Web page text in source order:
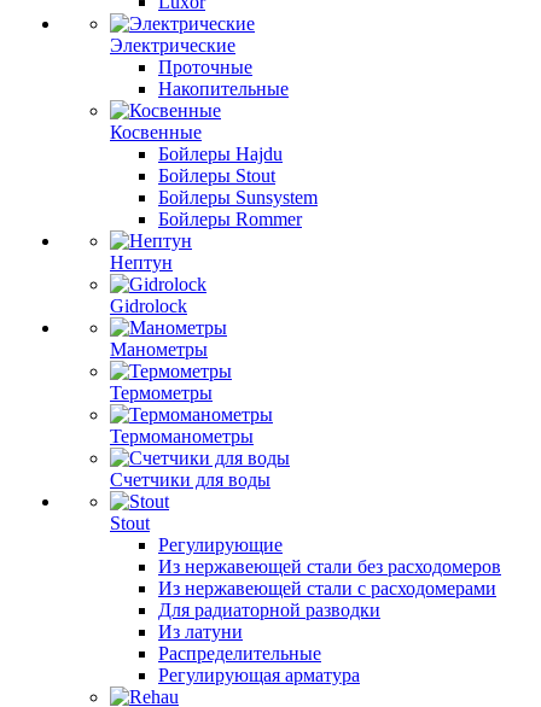
Электрические
Проточные
Накопительные
Косвенные
Бойлеры Hajdu
Бойлеры Stout
Бойлеры Sunsystem
Бойлеры Rommer
Нептун
Gidrolock
Манометры
Термометры
Термоманометры
Счетчики для воды
Stout
Регулирующие
Из нержавеющей стали без расходомеров
Из нержавеющей стали с расходомерами
Для радиаторной разводки
Из латуни
Распределительные
Регулирующая арматура